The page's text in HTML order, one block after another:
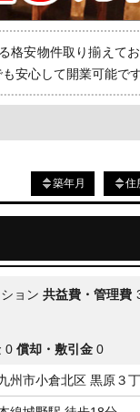
安物件取り揃えてお
安心して開業可能です
住
築年月
ョン 共益費・管理費
0 償却・敷引金 0
州市小倉北区 黒原３